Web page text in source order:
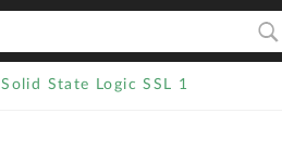
Solid State Logic SSL 1